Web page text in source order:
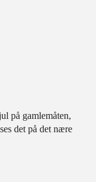
på gamlemåten,
det på det nære